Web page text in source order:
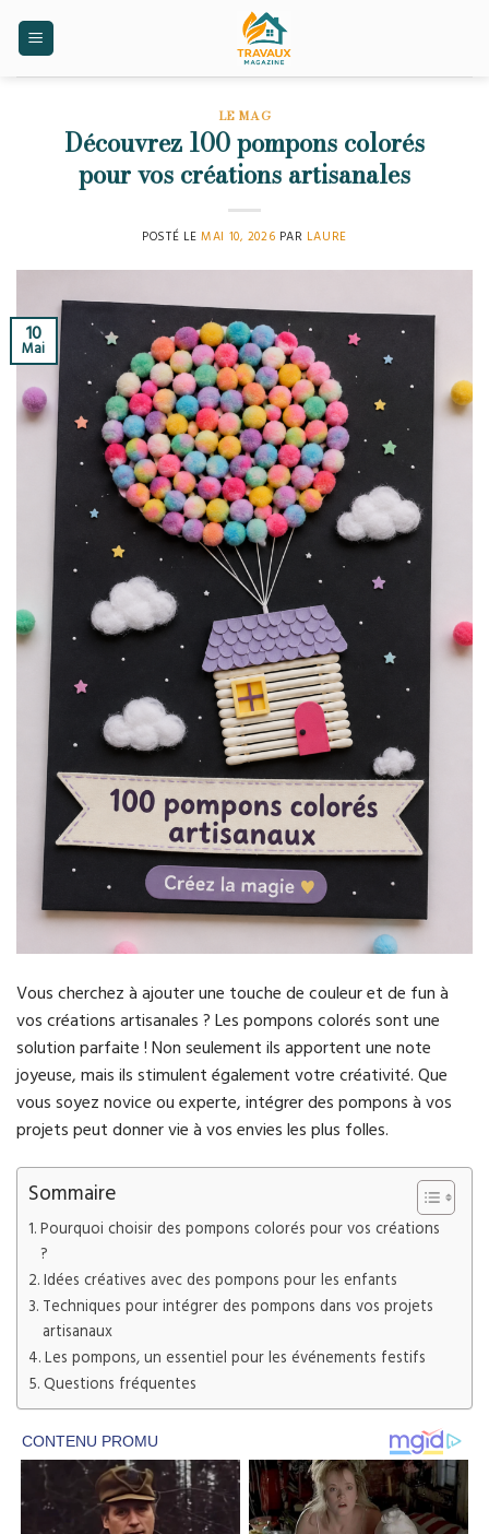
LE MAG
Découvrez 100 pompons colorés
pour vos créations artisanales
POSTÉ LEMAI 10, 2026 PAR LAURE
10
Mai
Vous cherchez à ajouter une touche de couleur et de fun à
vos créations artisanales ? Les pompons colorés sont une
solution parfaite ! Non seulement ils apportent une note
joyeuse, mais ils stimulent également votre créativité. Que
vous soyez novice ou experte, intégrer des pompons à vos
projets peut donner vie à vos envies les plus folles.
Sommaire
Pourquoi choisir des pompons colorés pour vos créations
?
Idées créatives avec des pompons pour les enfants
Techniques pour intégrer des pompons dans vos projets
artisanaux
Les pompons, un essentiel pour les événements festifs
Questions fréquentes